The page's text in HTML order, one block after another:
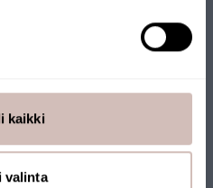
kaikki
valinta
- 3/8 inch verloopstuk,